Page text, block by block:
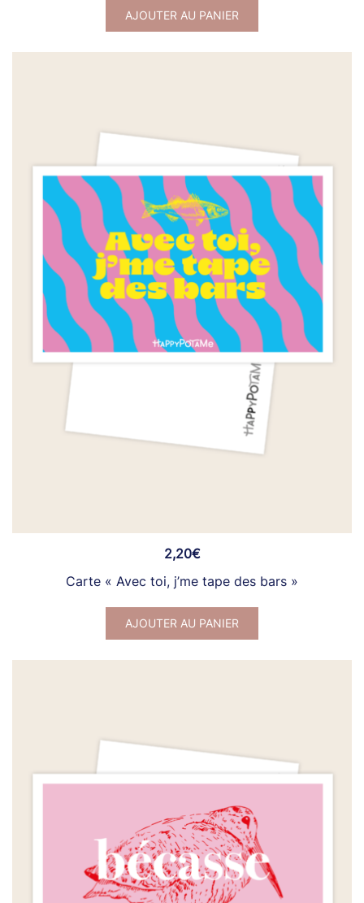
AJOUTER AU PANIER
2,20€
Carte « Avec toi, j’me tape des bars »
AJOUTER AU PANIER